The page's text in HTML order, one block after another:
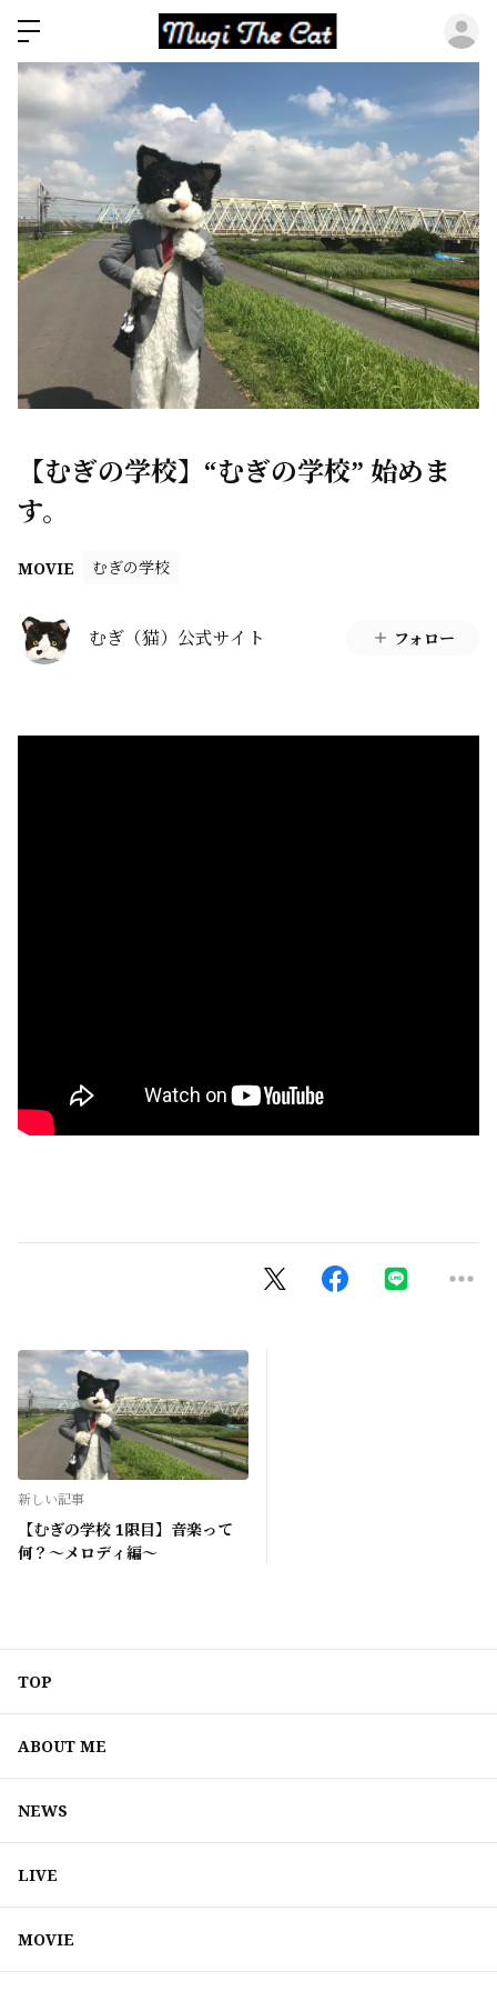
【むぎの学校】“むぎの学校” 始めま
す。
MOVIE むぎの学校
むぎ（猫）公式サイト フォロー
新しい記事
【むぎの学校 1限目】音楽って
何？〜メロディ編〜
TOP
ABOUT ME
NEWS
LIVE
MOVIE